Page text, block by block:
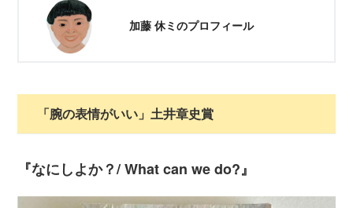
加藤 休ミのプロフィール
「腕の表情がいい」土井章史賞
『なにしよか？/ What can we do?』